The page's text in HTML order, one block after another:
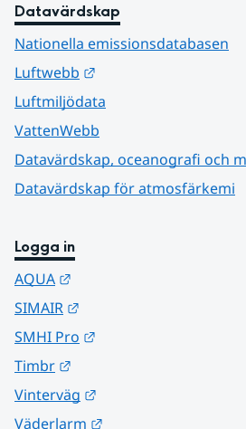
Datavärdskap
Nationella emissionsdatabasen
Luftwebb
Luftmiljödata
VattenWebb
Datavärdskap, oceanografi och
Datavärdskap för atmosfärkemi
Logga in
AQUA
SIMAIR
SMHI Pro
Timbr
Vinterväg
Väderlarm